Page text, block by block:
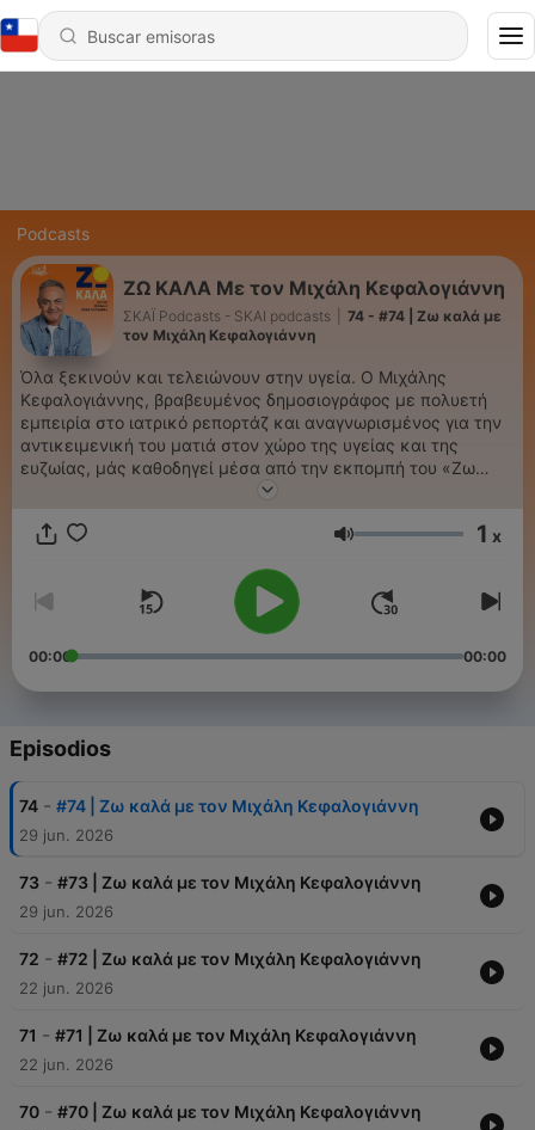
Podcasts
ΖΩ ΚΑΛΑ Με τον Μιχάλη Κεφαλογιάννη
ΣΚΑΪ Podcasts - SKAI podcasts
74 - #74 | Ζω καλά με
τον Μιχάλη Κεφαλογιάννη
Όλα ξεκινούν και τελειώνουν στην υγεία. Ο Μιχάλης
Κεφαλογιάννης, βραβευμένος δημοσιογράφος με πολυετή
εμπειρία στο ιατρικό ρεπορτάζ και αναγνωρισμένος για την
αντικειμενική του ματιά στον χώρο της υγείας και της
ευζωίας, μάς καθοδηγεί μέσα από την εκπομπή του «Ζω
Καλά», στη διαδρομή προς μια πιο υγιή και ισορροπημένη
Volumen 1 x
00:00 00:00
Episodios
74 - #74 | Ζω καλά με τον Μιχάλη Κεφαλογιάννη
29 jun. 2026
73 - #73 | Ζω καλά με τον Μιχάλη Κεφαλογιάννη
29 jun. 2026
72 - #72 | Ζω καλά με τον Μιχάλη Κεφαλογιάννη
22 jun. 2026
71 - #71 | Ζω καλά με τον Μιχάλη Κεφαλογιάννη
22 jun. 2026
70 - #70 | Ζω καλά με τον Μιχάλη Κεφαλογιάννη